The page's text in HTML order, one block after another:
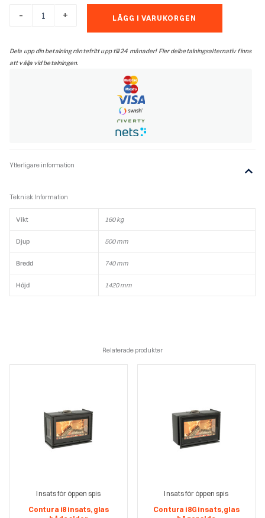
-
mängd
+ LÄGG I VARUKORGEN
Dela upp din betalning räntefritt upp till 24 månader! Fler delbetalningsalternativ finns
att välja vid betalningen.
Ytterligare information
Teknisk Information
Vikt 160 kg
Djup 500 mm
Bredd 740 mm
Höjd 1420 mm
Relaterade produkter
Insats för öppen spis
Contura i8 insats, glas
Insats för öppen spis
Contura i8G insats, glas